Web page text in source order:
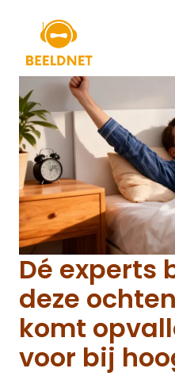
inhoud
Dé experts
deze
komt
voor bij